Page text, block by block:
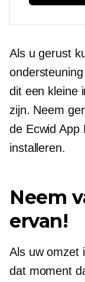
Als u gerust
dit een kleine
zijn. Neem
de Ecwid App
installeren.
Neem
ervan!
Als uw omzet
dat moment